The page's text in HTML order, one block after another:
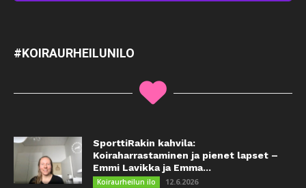
#KOIRAURHEILUNILO
SporttiRakin kahvila:
Koiraharrastaminen ja pienet lapset –
Emmi Lavikka ja Emma...
Koiraurheilun ilo 12.6.2026